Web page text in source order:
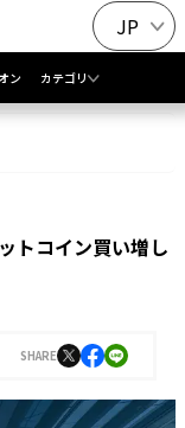
JP
ン カテゴリ
トコイン買い増し
SHARE